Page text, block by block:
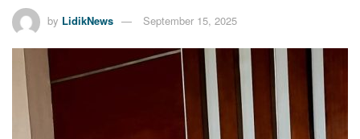
by LidikNews September 15, 2025